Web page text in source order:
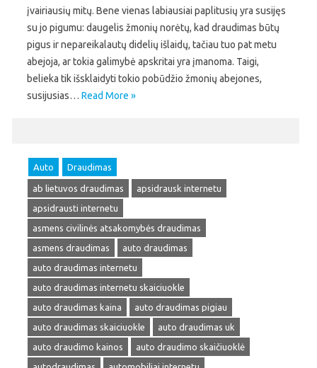
įvairiausių mitų. Bene vienas labiausiai paplitusių yra susijęs
su jo pigumu: daugelis žmonių norėtų, kad draudimas būtų
pigus ir nepareikalautų didelių išlaidų, tačiau tuo pat metu
abejoja, ar tokia galimybė apskritai yra įmanoma. Taigi,
belieka tik išsklaidyti tokio pobūdžio žmonių abejones,
susijusias… Read More »
Auto Draudimas
ab lietuvos draudimas
apsidrausk internetu
apsidrausti internetu
asmens civilinės atsakomybės draudimas
asmens draudimas
auto draudimas
auto draudimas internetu
auto draudimas internetu skaiciuokle
auto draudimas kaina
auto draudimas pigiau
auto draudimas skaiciuokle
auto draudimas uk
auto draudimo kainos
auto draudimo skaičiuoklė